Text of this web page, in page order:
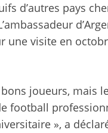
d’autres pays
une visite en
joueurs, mais
football
», a